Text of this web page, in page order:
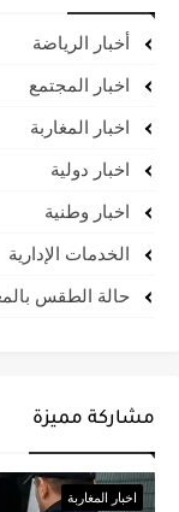
أخبار الرياضة
اخبار المجتمع
اخبار المغاربة
اخبار دولية
اخبار وطنية
الخدمات الإدارية
حالة الطقس
مشاركة مميزة
اخبار المغاربة